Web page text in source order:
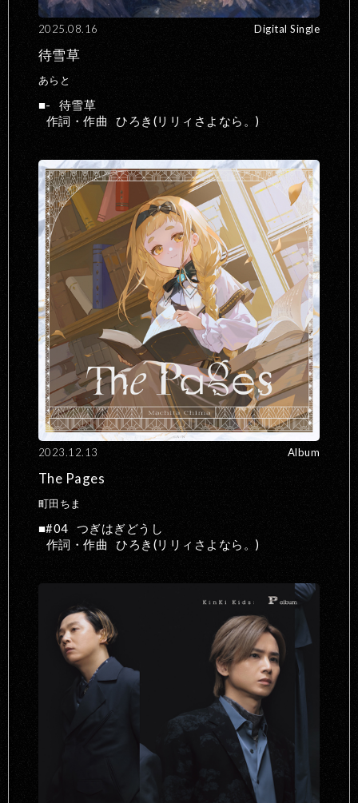
2025.08.16 Digital Single
待雪草
あらと
-
待雪草
作詞・作曲
ひろき(リリィさよなら。)
2023.12.13 Album
The Pages
町田ちま
#04
つぎはぎどうし
作詞・作曲
ひろき(リリィさよなら。)